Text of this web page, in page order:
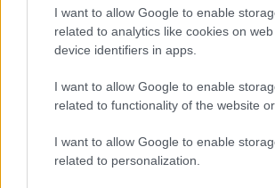
I want to allow Google to enable
related to analytics like cookies on
device identifiers in apps.
I want to allow Google to enable
related to functionality of the website or
I want to allow Google to enable
related to personalization.
11.07.2019 09:56
Γιάννης Αντετοκούνμπο:
αθλητής σε όλα τα σπορ
Μία ακόμη σπουδαία βράβευση,
μεγαλύτερη ως τώρα στην